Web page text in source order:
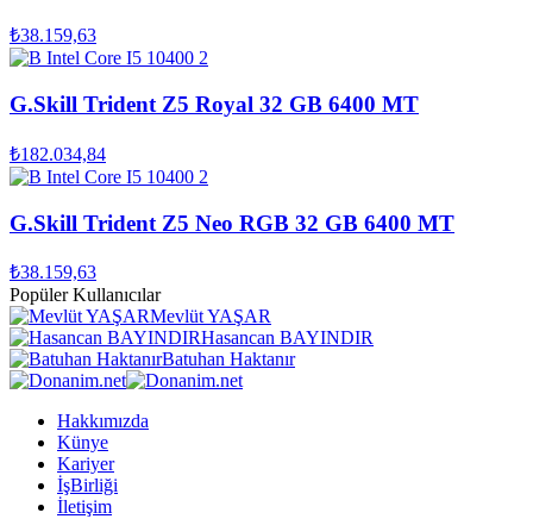
₺38.159,63
G.Skill Trident Z5 Royal 32 GB 6400 MT
₺182.034,84
G.Skill Trident Z5 Neo RGB 32 GB 6400 MT
₺38.159,63
Popüler Kullanıcılar
Mevlüt YAŞAR
Hasancan BAYINDIR
Batuhan Haktanır
Hakkımızda
Künye
Kariyer
İşBirliği
İletişim